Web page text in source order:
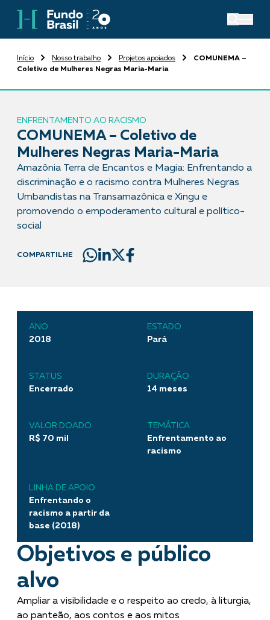
Início Nosso trabalho Projetos apoiados
COMUNEMA –
Coletivo de Mulheres Negras Maria-Maria
ENFRENTAMENTO AO RACISMO
COMUNEMA – Coletivo de
Mulheres Negras Maria-Maria
Amazônia Terra de Encantos e Magia: Enfrentando a
discriminação e o racismo contra Mulheres Negras
Umbandistas na Transamazônica e Xingu e
promovendo o empoderamento cultural e político-
social
COMPARTILHE
ANO
2018
ESTADO
Pará
STATUS
Encerrado
DURAÇÃO
14 meses
VALOR DOADO
R$ 70 mil
TEMÁTICA
Enfrentamento ao
racismo
LINHA DE APOIO
Enfrentando o
racismo a partir da
base (2018)
Objetivos e público
alvo
Ampliar a visibilidade e o respeito ao credo, à liturgia,
ao panteão, aos contos e aos mitos